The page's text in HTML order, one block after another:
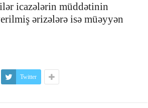
icazələrin müddətinin
ərizələrə isə müəyyən
Twitter